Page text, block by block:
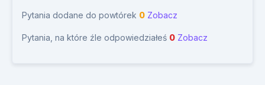
Pytania dodane do powtórek 0 Zobacz
Pytania, na które źle odpowiedziałeś 0 Zobacz